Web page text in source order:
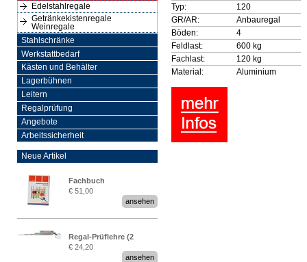
Edelstahlregale
Getränkekistenregale
Weinregale
Stahlschränke
Werkstattbedarf
Kästen und Behälter
Lagerbühnen
Leitern
Regalprüfung
Angebote
Arbeitssicherheit
Neue Artikel
Fachbuch
„Regalprüfung nach DIN
€ 51,00
ansehen
Regal-Prüflehre (2
Stück)
€ 24,20
ansehen
Typ:
120
GR/AR:
Anbauregal
Böden:
4
Feldlast:
600 kg
Fachlast:
120 kg
Material:
Aluminium